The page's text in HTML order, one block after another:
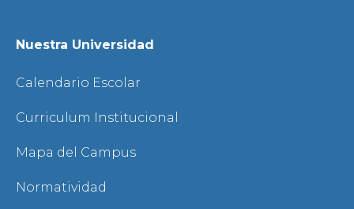
Nuestra Universidad
Calendario Escolar
Curriculum Institucional
Mapa del Campus
Normatividad